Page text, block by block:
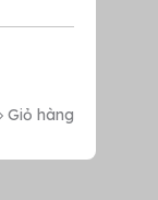
Giỏ hàng